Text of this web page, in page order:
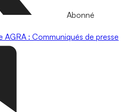
Abonné
AGRA : Communiqués de presse